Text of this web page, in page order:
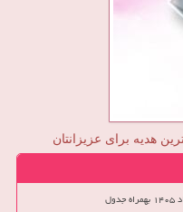
هدیه برای عزیزانتان